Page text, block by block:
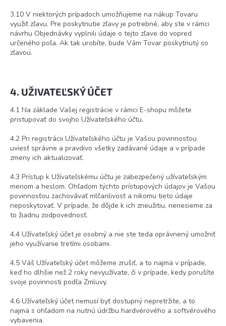
3.10 V niektorých prípadoch umožňujeme na nákup Tovaru
využiť zľavu. Pre poskytnutie zľavy je potrebné, aby ste v rámci
návrhu Objednávky vyplnili údaje o tejto zľave do vopred
určeného poľa. Ak tak urobíte, bude Vám Tovar poskytnutý so
zľavou.
4. UŽIVATEĽSKÝ ÚČET
4.1 Na základe Vašej registrácie v rámci E-shopu môžete
pristupovať do svojho Užívateľského účtu.
4.2 Pri registrácii Užívateľského účtu je Vašou povinnosťou
uviesť správne a pravdivo všetky zadávané údaje a v prípade
zmeny ich aktualizovať.
4.3 Prístup k Užívateľskému účtu je zabezpečený užívateľským
menom a heslom. Ohľadom týchto prístupových údajov je Vašou
povinnosťou zachovávať mlčanlivosť a nikomu tieto údaje
neposkytovať. V prípade, že dôjde k ich zneužitiu, nenesieme za
to žiadnu zodpovednosť.
4.4 Užívateľský účet je osobný a nie ste teda oprávnený umožniť
jeho využívanie tretími osobami.
4.5 Váš Užívateľský účet môžeme zrušiť, a to najmä v prípade,
keď ho dlhšie než 2 roky nevyužívate, či v prípade, kedy porušíte
svoje povinnosti podľa Zmluvy.
4.6 Užívateľský účet nemusí byť dostupný nepretržite, a to
najmä s ohľadom na nutnú údržbu hardvérového a softvérového
vybavenia.